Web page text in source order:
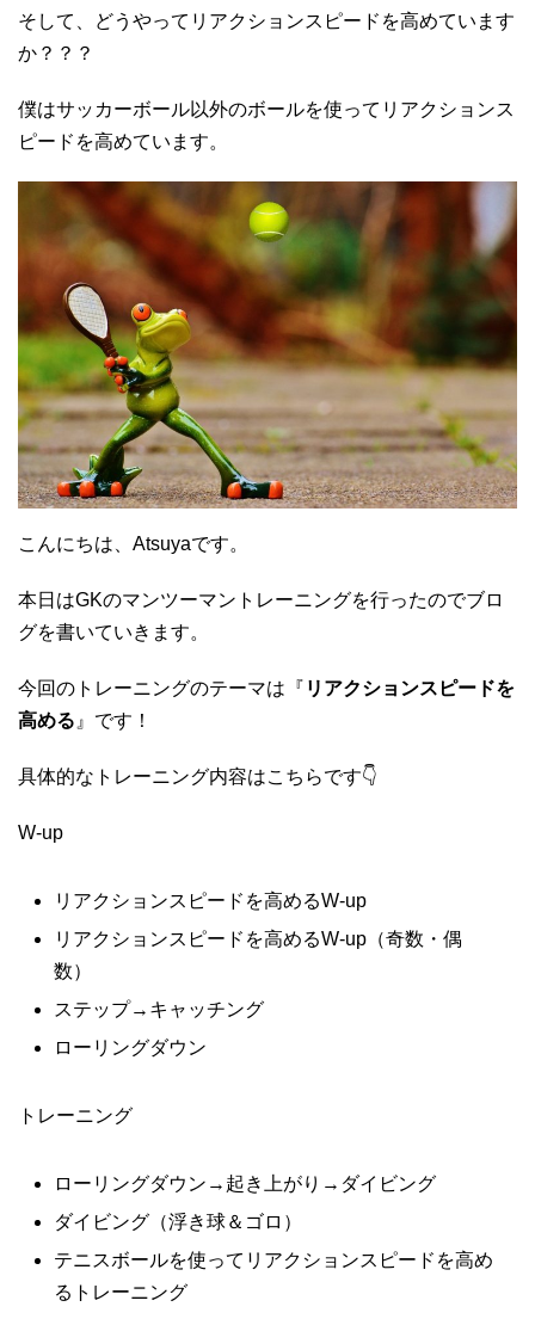
そして、どうやってリアクションスピードを高めています
か？？？
僕はサッカーボール以外のボールを使ってリアクションス
ピードを高めています。
こんにちは、Atsuyaです。
本日はGKのマンツーマントレーニングを行ったのでブロ
グを書いていきます。
今回のトレーニングのテーマは『 リアクションスピードを
高める 』です！
具体的なトレーニング内容はこちらです👇
W-up
リアクションスピードを高めるW-up
リアクションスピードを高めるW-up（奇数・偶
数）
ステップ→キャッチング
ローリングダウン
トレーニング
ローリングダウン→起き上がり→ダイビング
ダイビング（浮き球＆ゴロ）
テニスボールを使ってリアクションスピードを高め
るトレーニング